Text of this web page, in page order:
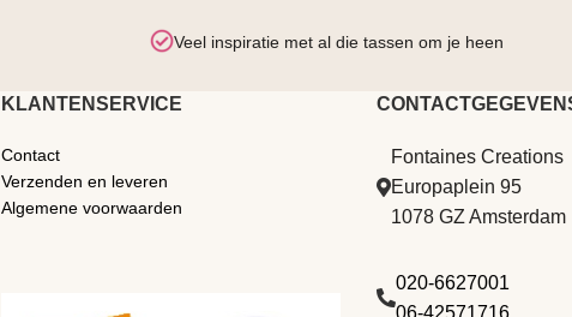
Veel inspiratie met al die tassen om je heen
KLANTENSERVICE
Contact
Verzenden en leveren
Algemene voorwaarden
Fontaines Creations
Europaplein 95
1078 GZ Amsterdam
020-6627001
06-42571716